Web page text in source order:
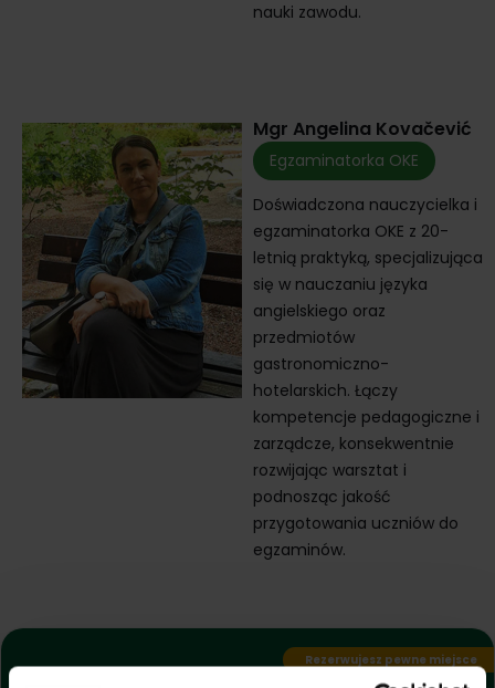
nauki zawodu.
Mgr Angelina Kovačević
Egzaminatorka OKE
Doświadczona nauczycielka i
egzaminatorka OKE z 20-
letnią praktyką, specjalizująca
się w nauczaniu języka
angielskiego oraz
przedmiotów
gastronomiczno-
hotelarskich. Łączy
kompetencje pedagogiczne i
zarządcze, konsekwentnie
rozwijając warsztat i
podnosząc jakość
przygotowania uczniów do
egzaminów.
Rezerwujesz pewne miejsce